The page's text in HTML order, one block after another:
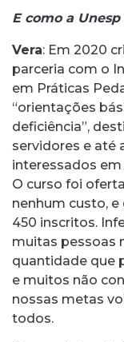
E como a
Vera: Em 2020
parceria com o
em Práticas
“orientações
deficiência”,
servidores e até
interessados
O curso foi
nenhum custo,
450 inscritos.
muitas pessoas
quantidade que
e muitos não
nossas metas
todos.